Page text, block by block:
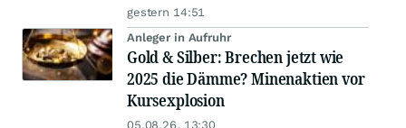
gestern 14:51
Anleger in Aufruhr
Gold & Silber: Brechen jetzt wie
2025 die Dämme? Minenaktien vor
Kursexplosion
05.08.26, 13:30